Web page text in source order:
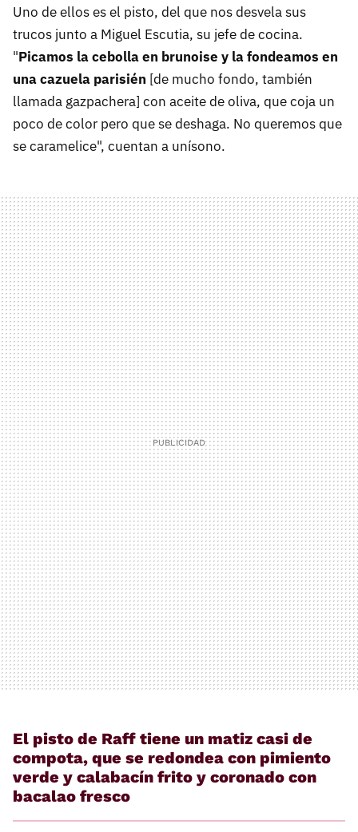
Uno de ellos es el pisto, del que nos desvela sus
trucos junto a Miguel Escutia, su jefe de cocina.
"Picamos la cebolla en brunoise y la fondeamos en
una cazuela parisién [de mucho fondo, también
llamada gazpachera] con aceite de oliva, que coja un
poco de color pero que se deshaga. No queremos que
se caramelice", cuentan a unísono.
El pisto de Raff tiene un matiz casi de
compota, que se redondea con pimiento
verde y calabacín frito y coronado con
bacalao fresco